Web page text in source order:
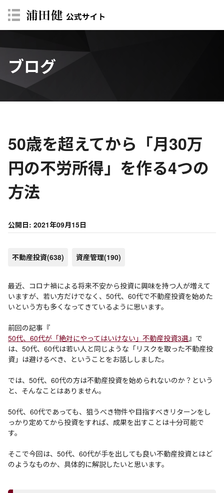
ブログ
50歳を超えてから「月30万
円の不労所得」を作る4つの
方法
公開日: 2021年09月15日
不動産投資(638) 資産管理(190)
最近、コロナ禍による将来不安から投資に興味を持つ人が増えて
いますが、若い方だけでなく、50代、60代で不動産投資を始めた
いという方も多くなってきているように思います。
前回の記事『
50代、60代が「絶対にやってはいけない」不動産投資3選』で
は、50代、60代は若い人と同じような「リスクを取った不動産投
資」は避けるべき、ということをお話ししました。
では、50代、60代の方は不動産投資を始められないのか？という
と、そんなことはありません。
50代、60代であっても、狙うべき物件や目指すべきリターンをし
っかり定めてから投資をすれば、成果を出すことは十分可能で
す。
そこで今回は、50代、60代が手を出しても良い不動産投資とはど
のようなものか、具体的に解説したいと思います。